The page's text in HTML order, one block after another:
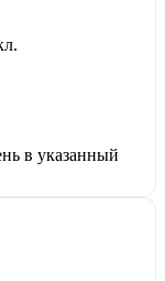
в указанный